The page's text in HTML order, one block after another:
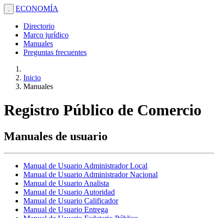
. ECONOMÍA
Directorio
Marco jurídico
Manuales
Preguntas frecuentes
Inicio
Manuales
Registro Público de Comercio
Manuales de usuario
Manual de Usuario Administrador Local
Manual de Usuario Administrador Nacional
Manual de Usuario Analista
Manual de Usuario Autoridad
Manual de Usuario Calificador
Manual de Usuario Entrega